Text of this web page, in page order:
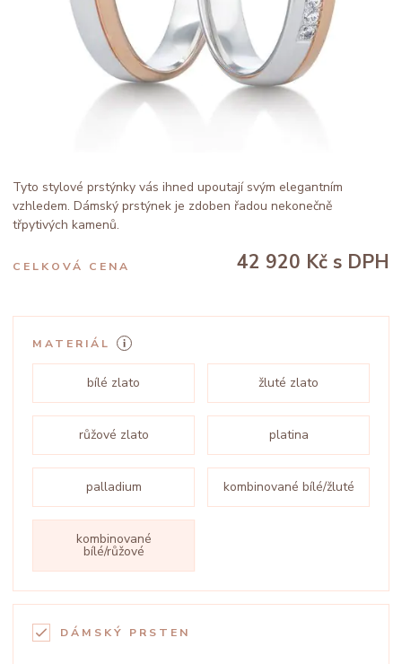
Tyto stylové prstýnky vás ihned upoutají svým elegantním
vzhledem. Dámský prstýnek je zdoben řadou nekonečně
třpytivých kamenů.
CELKOVÁ CENA 42 920 Kč s DPH
MATERIÁL
bílé zlato žluté zlato
růžové zlato platina
palladium kombinované bílé/žluté
kombinované
bílé/růžové
DÁMSKÝ PRSTEN